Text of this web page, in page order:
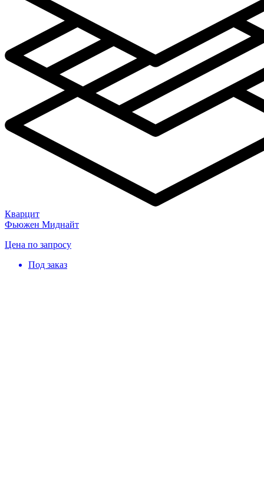
Кварцит
Фьюжен Миднайт
Цена по запросу
Под заказ